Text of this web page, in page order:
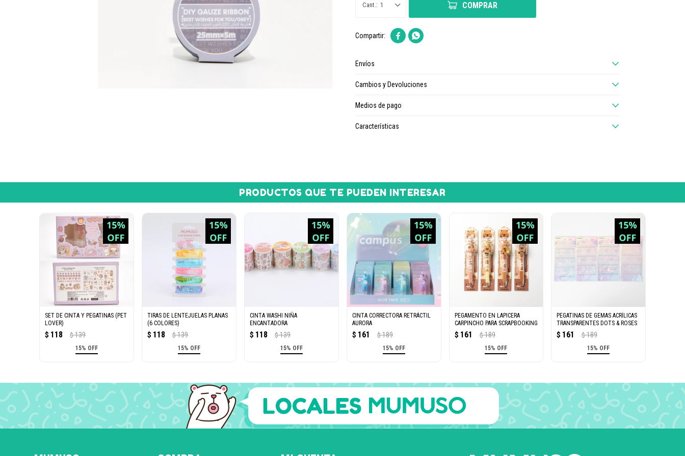
1 COMPRAR
 
Envíos
Cambios y Devoluciones
Medios de pago
Características
PRODUCTOS QUE TE PUEDEN INTERESAR
SET DE CINTA Y PEGATINAS (PET
LOVER)
$ 118 $ 139
15% OFF
TIRAS DE LENTEJUELAS PLANAS
(6 COLORES)
$ 118 $ 139
15% OFF
CINTA WASHI NIÑA
ENCANTADORA
$ 118 $ 139
15% OFF
CINTA CORRECTORA RETRÁCTIL
AURORA
$ 161 $ 189
15% OFF
PEGAMENTO EN LAPICERA
CARPINCHO PARA SCRAPBOOKING
$ 161 $ 189
15% OFF
PEGATINAS DE GEMAS ACRÍLICAS
TRANSPARENTES DOTS & ROSES
$ 161 $ 189
15% OFF